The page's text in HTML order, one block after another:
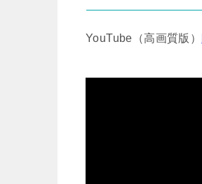
YouTube（高画質版）